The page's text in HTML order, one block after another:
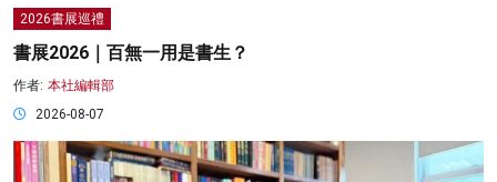
2026書展巡禮
書展2026｜百無一用是書生？
作者: 本社編輯部
2026-08-07